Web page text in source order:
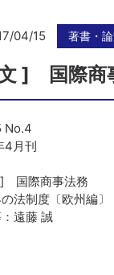
04/15 著書・
] 国際商
No.4
4月刊
国際商事法務
の法制度〔欧州編
遠藤 誠